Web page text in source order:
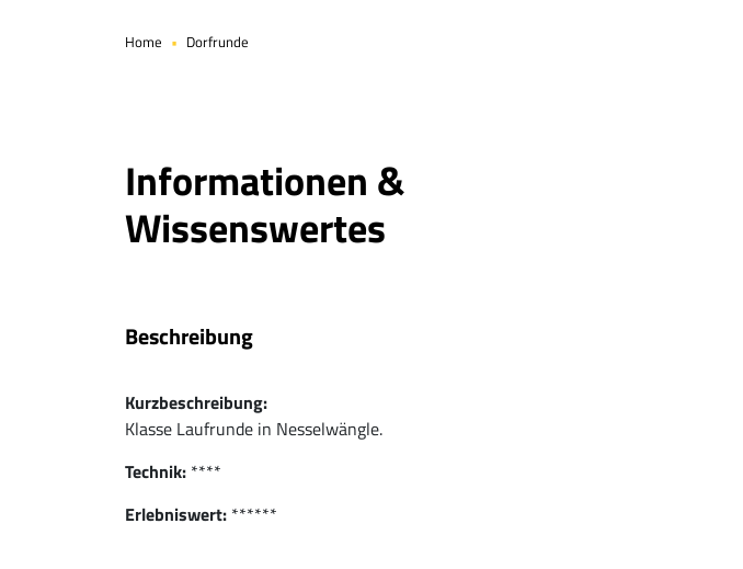
Home Dorfrunde
Informationen &
Wissenswertes
Beschreibung
Kurzbeschreibung:
Klasse Laufrunde in Nesselwängle.
Technik: ****
Erlebniswert: ******